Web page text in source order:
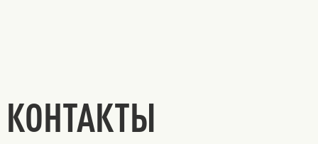
КОНТАКТЫ